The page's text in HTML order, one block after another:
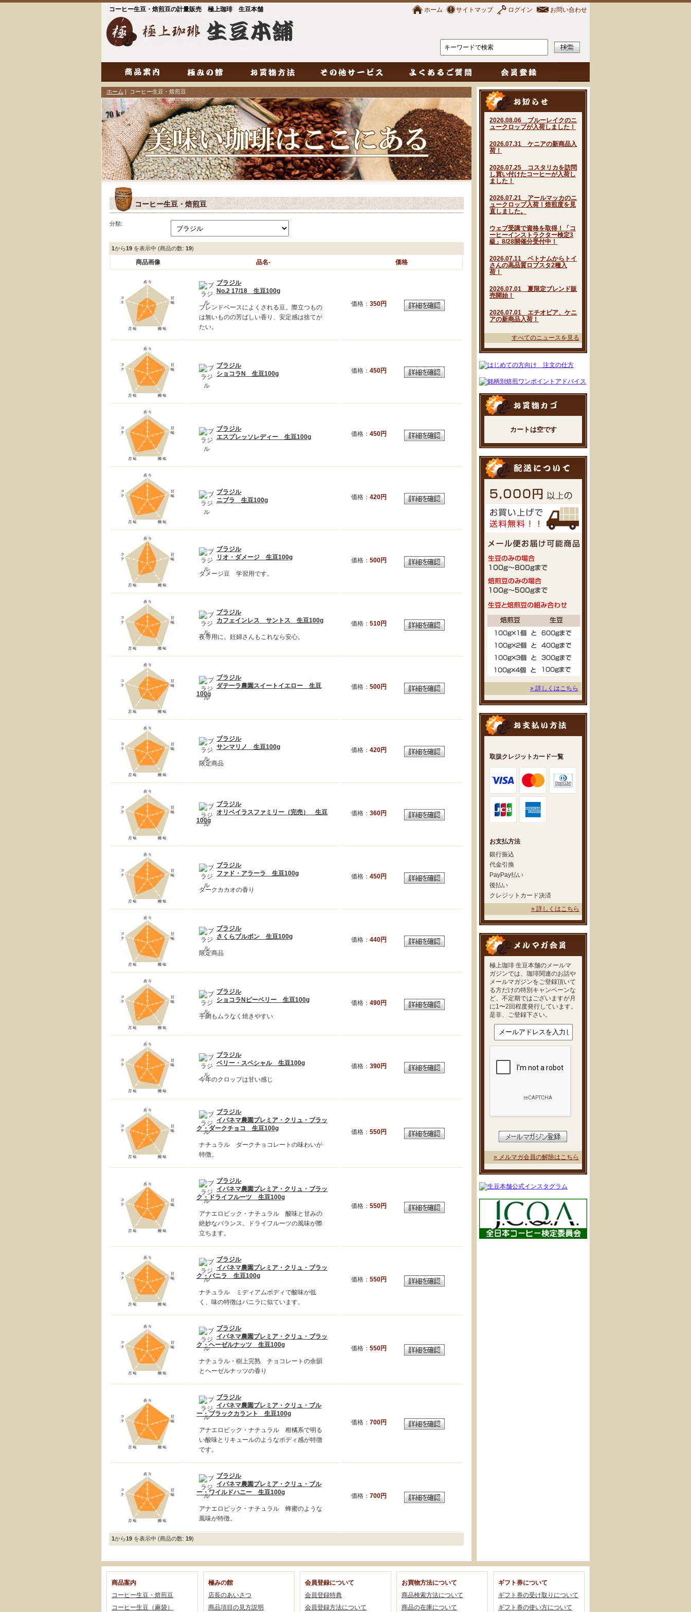
コーヒー生豆・焙煎豆の計量販売 極上珈琲 生豆本舗 ホーム サイトマップ ログイン お問い合わせ
2026.08.06 ブルーレイクのニ
ュークロップが入荷しました！
2026.07.31 ケニアの新商品入
荷！
2026.07.25 コスタリカを訪問
し買い付けたコーヒーが入荷し
ました！
2026.07.21 アールマッカのニ
ュークロップ入荷！焙煎度を見
直しました。
ウェブ受講で資格を取得！「コ
ーヒーインストラクター検定3
級」8/28開催分受付中！
2026.07.11 ベトナムからトイ
さんの高品質ロブスタ2種入
荷！
2026.07.01 夏限定ブレンド販
売開始！
2026.07.01 エチオピア、ケニ
アの新商品入荷！
すべてのニュースを見る
カートは空です
» 詳しくはこちら
取扱クレジットカード一覧
お支払方法
銀行振込
代金引換
PayPay払い
後払い
クレジットカード決済
» 詳しくはこちら
極上珈琲 生豆本舗のメールマ
ガジンでは、珈琲関連のお話や
メールマガジンをご登録頂いて
る方だけの特別キャンペーンな
ど、不定期ではございますが月
に1〜2回程度発行しています。
是非、ご登録下さい。
» メルマガ会員の解除はこちら
ホーム | コーヒー生豆・焙煎豆
コーヒー生豆・焙煎豆
分類:
1から19 を表示中 (商品の数:19)
商品画像 品名- 価格
ブラジル
No.2 17/18 生豆100g
ブレンドベースによくされる豆。際立つもの
は無いものの芳ばしい香り、安定感は捨てが
たい。
価格： 350円
ブラジル
ショコラN 生豆100g
価格： 450円
ブラジル
エスプレッソレディー 生豆100g
価格： 450円
ブラジル
ニブラ 生豆100g
価格： 420円
ブラジル
リオ・ダメージ 生豆100g
ダメージ豆 学習用です。
価格： 500円
ブラジル
カフェインレス サントス 生豆100g
夜専用に。妊婦さんもこれなら安心。
価格： 510円
ブラジル
ダテーラ農園スイートイエロー 生豆
100g
価格： 500円
ブラジル
サンマリノ 生豆100g
限定商品
価格： 420円
ブラジル
オリベイラスファミリー（完売） 生豆
100g
価格： 360円
ブラジル
ファド・アラーラ 生豆100g
ダークカカオの香り
価格： 450円
ブラジル
さくらブルボン 生豆100g
限定商品
価格： 440円
ブラジル
ショコラNピーベリー 生豆100g
手網もムラなく焼きやすい
価格： 490円
ブラジル
ベリー・スペシャル 生豆100g
今年のクロップは甘い感じ
価格： 390円
ブラジル
イパネマ農園プレミア・クリュ・ブラッ
ク・ダークチョコ 生豆100g
ナチュラル ダークチョコレートの味わいが
特徴。
価格： 550円
ブラジル
イパネマ農園プレミア・クリュ・ブラッ
ク・ドライフルーツ 生豆100g
アナエロビック・ナチュラル 酸味と甘みの
絶妙なバランス。ドライフルーツの風味が際
立ちます。
価格： 550円
ブラジル
イパネマ農園プレミア・クリュ・ブラッ
ク・バニラ 生豆100g
ナチュラル ミディアムボディで酸味が低
く、味の特徴はバニラに似ています。
価格： 550円
ブラジル
イパネマ農園プレミア・クリュ・ブラッ
ク・ヘーゼルナッツ 生豆100g
ナチュラル・樹上完熟 チョコレートの余韻
とヘーゼルナッツの香り
価格： 550円
ブラジル
イパネマ農園プレミア・クリュ・ブル
ー・ブラックカラント 生豆100g
アナエロビック・ナチュラル 柑橘系で明る
い酸味とリキュールのようなボディ感が特徴
です。
価格： 700円
ブラジル
イパネマ農園プレミア・クリュ・ブル
ー・ワイルドハニー 生豆100g
アナエロビック・ナチュラル 蜂蜜のような
風味が特徴。
価格： 700円
1から19 を表示中 (商品の数:19)
商品案内
コーヒー生豆・焙煎豆
コーヒー生豆（麻袋）
極みの館
店長のあいさつ
商品項目の見方説明
会員登録について
会員登録特典
会員登録方法について
お買物方法について
商品検索方法について
商品の在庫について
ギフト券について
ギフト券の受け取りについて
ギフト券の使い方について